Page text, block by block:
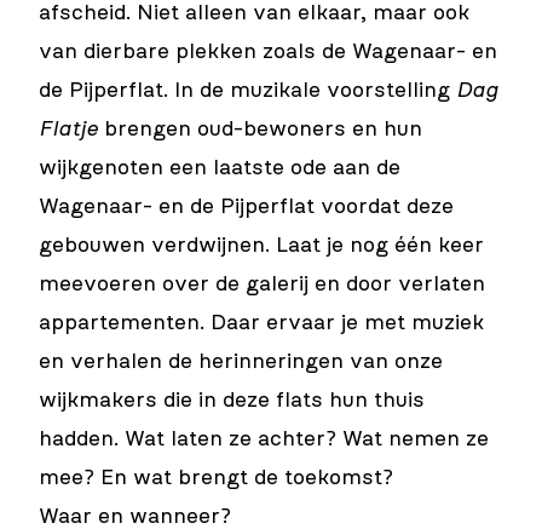
afscheid. Niet alleen van elkaar, maar ook
van dierbare plekken zoals de Wagenaar- en
de Pijperflat. In de muzikale voorstelling Dag
Flatje brengen oud-bewoners en hun
wijkgenoten een laatste ode aan de
Wagenaar- en de Pijperflat voordat deze
gebouwen verdwijnen. Laat je nog één keer
meevoeren over de galerij en door verlaten
appartementen. Daar ervaar je met muziek
en verhalen de herinneringen van onze
wijkmakers die in deze flats hun thuis
hadden. Wat laten ze achter? Wat nemen ze
mee? En wat brengt de toekomst?
Waar en wanneer?